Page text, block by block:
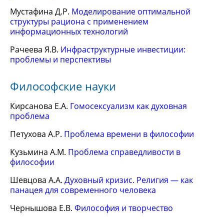
Мустафина Д.Р. Моделирование оптимальной
структуры рациона с применением
информационных технологий
Рачеева Я.В. Инфраструктурные инвестиции:
проблемы и перспективы
Философские науки
Кирсанова Е.А. Гомосексуализм как духовная
проблема
Петухова А.Р. Проблема времени в философии
Кузьмина А.М. Проблема справедливости в
философии
Шевцова А.А. Духовный кризис. Религия — как
панацея для современного человека
Чернышова Е.В. Философия и творчество